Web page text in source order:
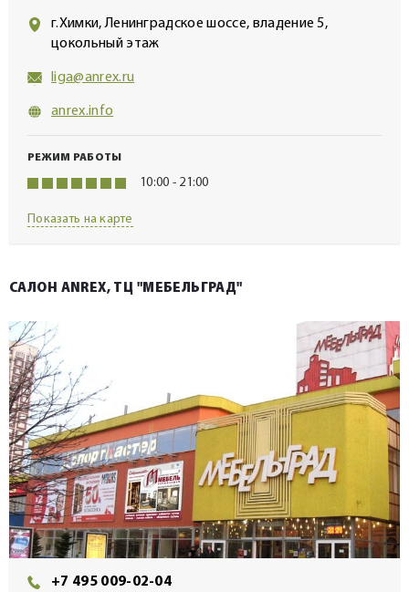
г.Химки, Ленинградское шоссе, владение 5,
цокольный этаж
liga@anrex.ru
anrex.info
РЕЖИМ РАБОТЫ
10:00 - 21:00
Показать на карте
САЛОН ANREX, ТЦ "МЕБЕЛЬГРАД"
+7 495 009-02-04